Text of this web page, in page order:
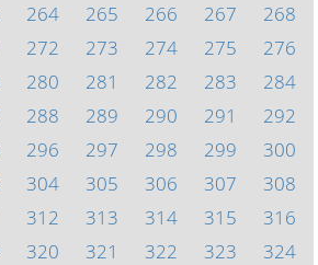
264 265 266 267
268
272 273 274 275
276
280 281 282 283
284
288 289 290 291
292
296 297 298 299
300
304 305 306 307
308
312 313 314 315
316
320 321 322 323
324